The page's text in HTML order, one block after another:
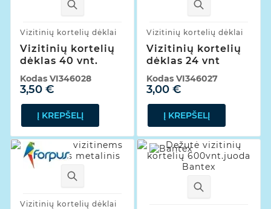
Vizitinių kortelių dėklai
Vizitinių kortelių
dėklas 40 vnt.
3,50 €
Kodas VI346028
Į KREPŠELĮ
Vizitinių kortelių dėklai
Vizitinių kortelių
dėklas 24 vnt
3,00 €
Kodas VI346027
Į KREPŠELĮ
Vizitinių kortelių dėklai